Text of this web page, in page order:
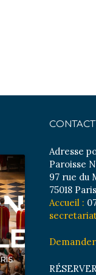
Adresse
Paroisse
97 rue du
75018 Paris
Accueil :